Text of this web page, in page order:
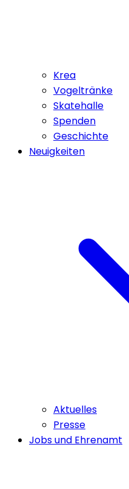
Krea
Vogeltränke
Skatehalle
Spenden
Geschichte
Neuigkeiten
Aktuelles
Presse
Jobs und Ehrenamt